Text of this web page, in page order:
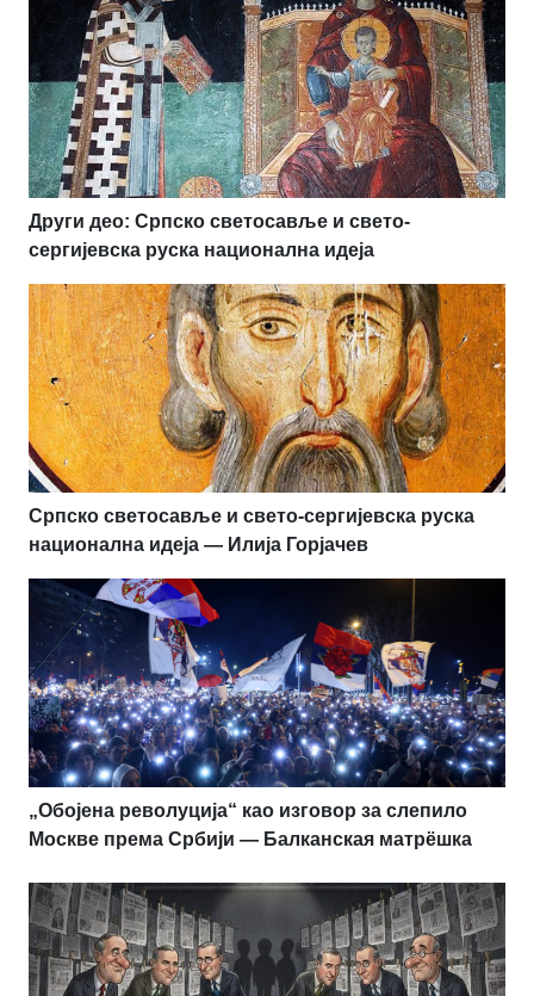
Други део: Српско светосавље и свето-
сергијевска руска национална идеја
Српско светосавље и свето-сергијевска руска
национална идеја — Илија Горјачев
„Обојена револуција“ као изговор за слепило
Москве према Србији — Балканская матрёшка